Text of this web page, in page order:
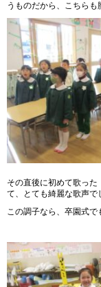
うものだから、こちらも
その直後に初めて歌っ
て、とても綺麗な歌声で
この調子なら、卒園式で